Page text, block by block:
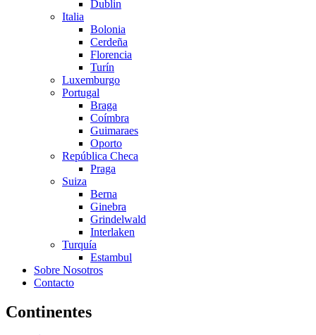
Dublin
Italia
Bolonia
Cerdeña
Florencia
Turín
Luxemburgo
Portugal
Braga
Coímbra
Guimaraes
Oporto
República Checa
Praga
Suiza
Berna
Ginebra
Grindelwald
Interlaken
Turquía
Estambul
Sobre Nosotros
Contacto
Continentes